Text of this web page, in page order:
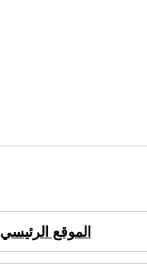
الموقع الرئيسي